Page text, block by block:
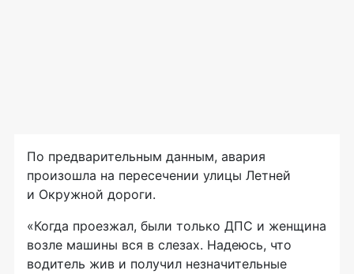
По предварительным данным, авария
произошла на пересечении улицы Летней
и Окружной дороги.
«Когда проезжал, были только ДПС и женщина
возле машины вся в слезах. Надеюсь, что
водитель жив и получил незначительные